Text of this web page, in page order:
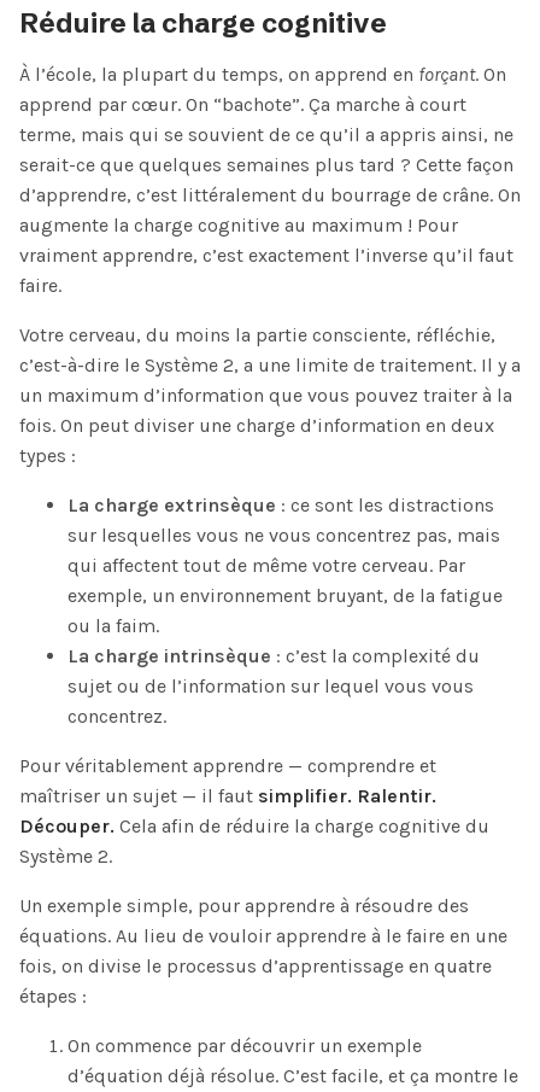
Réduire la charge cognitive
À l’école, la plupart du temps, on apprend en forçant. On
apprend par cœur. On “bachote”. Ça marche à court
terme, mais qui se souvient de ce qu’il a appris ainsi, ne
serait-ce que quelques semaines plus tard ? Cette façon
d’apprendre, c’est littéralement du bourrage de crâne. On
augmente la charge cognitive au maximum ! Pour
vraiment apprendre, c’est exactement l’inverse qu’il faut
faire.
Votre cerveau, du moins la partie consciente, réfléchie,
c’est-à-dire le Système 2, a une limite de traitement. Il y a
un maximum d’information que vous pouvez traiter à la
fois. On peut diviser une charge d’information en deux
types :
La charge extrinsèque : ce sont les distractions
sur lesquelles vous ne vous concentrez pas, mais
qui affectent tout de même votre cerveau. Par
exemple, un environnement bruyant, de la fatigue
ou la faim.
La charge intrinsèque : c’est la complexité du
sujet ou de l’information sur lequel vous vous
concentrez.
Pour véritablement apprendre — comprendre et
maîtriser un sujet — il faut simplifier. Ralentir.
Découper. Cela afin de réduire la charge cognitive du
Système 2.
Un exemple simple, pour apprendre à résoudre des
équations. Au lieu de vouloir apprendre à le faire en une
fois, on divise le processus d’apprentissage en quatre
étapes :
On commence par découvrir un exemple
d’équation déjà résolue. C’est facile, et ça montre le